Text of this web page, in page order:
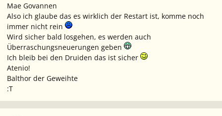
Mae Govannen
Also ich glaube das es wirklich der Restart ist, komme noch
immer nicht rein
Wird sicher bald losgehen, es werden auch
Überraschungsneuerungen geben
Ich bleib bei den Druiden das ist sicher
Atenio!
Balthor der Geweihte
:T